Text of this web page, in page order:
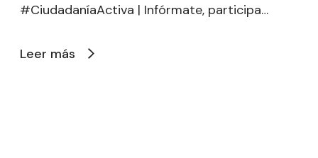
#CiudadaníaActiva | Infórmate, participa…
Leer más